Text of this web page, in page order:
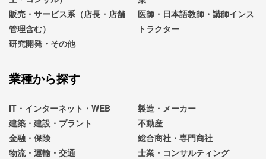
販売・サービス系（店長・店舗
管理含む）
医師・日本語教師・講師インス
トラクター
研究開発・その他
業種から探す
IT・インターネット・WEB
製造・メーカー
建築・建設・プラント
不動産
金融・保険
総合商社・専門商社
物流・運輸・交通
士業・コンサルティング